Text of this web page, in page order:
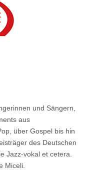
und Sängern,
aus
über Gospel bis hin
des Deutschen
Jazz-vokal et cetera.
Miceli.